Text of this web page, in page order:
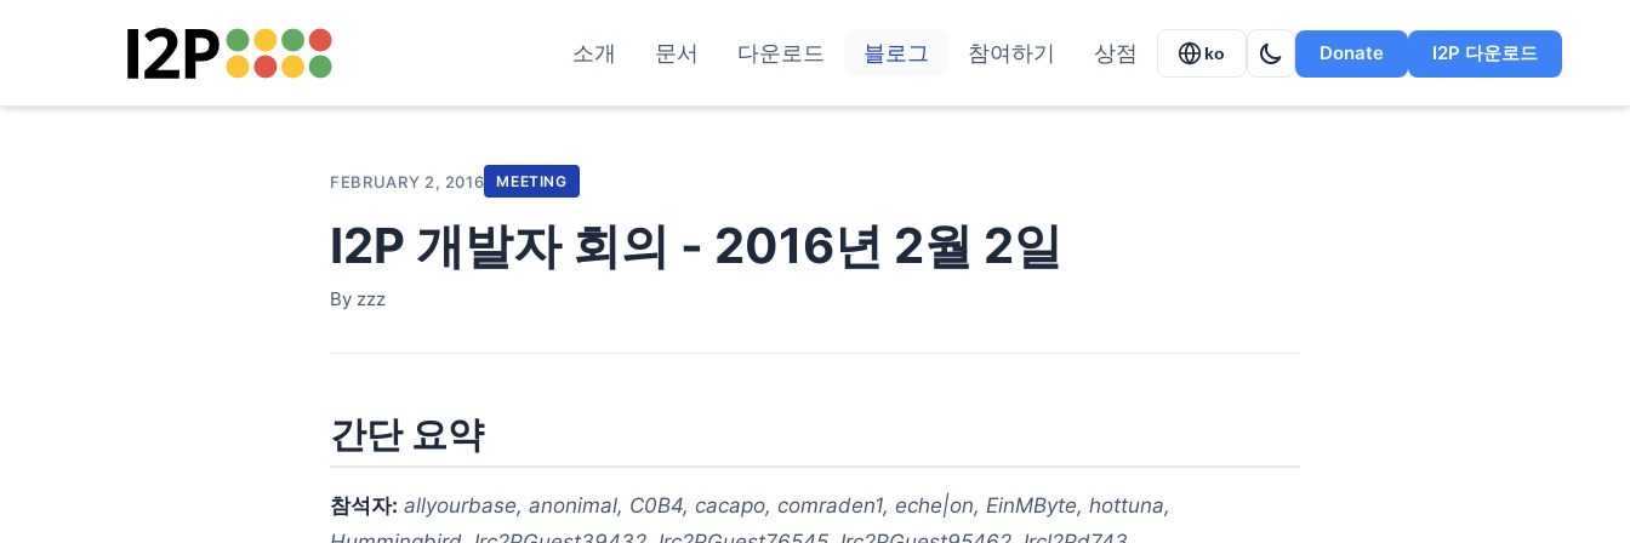
소개 문서 다운로드 블로그 참여하기 상점 ko Donate I2P 다운로드
FEBRUARY 2, 2016 MEETING
I2P 개발자 회의 - 2016년 2월 2일
By zzz
간단 요약
참석자: allyourbase, anonimal, C0B4, cacapo, comraden1, eche|on, EinMByte, hottuna,